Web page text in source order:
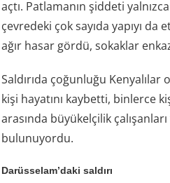
açtı. Patlamanın şiddeti
çevredeki çok sayıda yapıyı
ağır hasar gördü, sokaklar
Saldırıda çoğunluğu Kenyalılar
kişi hayatını kaybetti, binlerce
arasında büyükelçilik
bulunuyordu.
Darüsselam’daki saldırı